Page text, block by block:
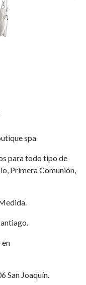
spa
para todo tipo de
Primera Comunión,
San Joaquín.